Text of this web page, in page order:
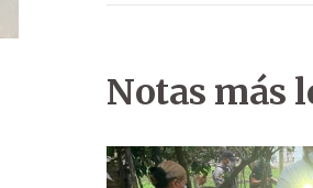
Notas más